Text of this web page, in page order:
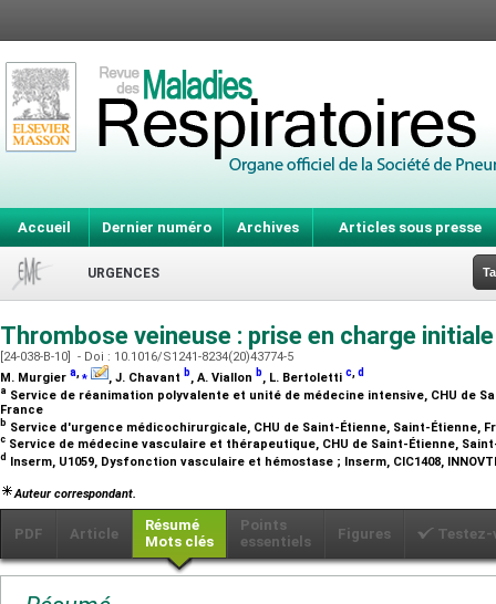
Accueil Dernier numéro Archives Articles sous presse
URGENCES
Thrombose veineuse : prise en charge
[24-038-B-10] - Doi : 10.1016/S1241-8234(20)43774-5
M. Murgier a,⁎ , J. Chavant b, A. Viallon b, L. Bertoletti c,d
a Service de réanimation polyvalente et unité de médecine intensive, CHU de
France
b Service d'urgence médicochirurgicale, CHU de Saint-Étienne, Saint-Étienne,
c Service de médecine vasculaire et thérapeutique, CHU de Saint-Étienne,
d Inserm, U1059, Dysfonction vasculaire et hémostase ; Inserm, CIC1408,
Auteur correspondant.
PDF Article
Résumé
Mots clés
Points
essentiels
Figures Testez-